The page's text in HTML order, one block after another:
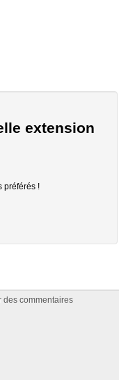
extension
préférés !
des commentaires